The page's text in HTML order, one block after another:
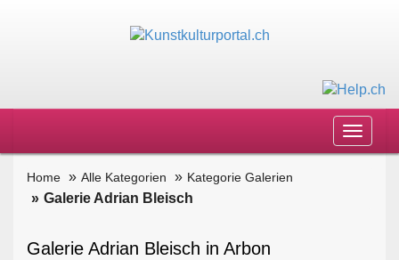
Toggle
Home Alle Kategorien Kategorie Galerien
Galerie Adrian Bleisch
Galerie Adrian Bleisch in Arbon